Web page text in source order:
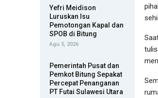
Yefri Meidison
Luruskan Isu
Pemotongan Kapal dan
SPOB di Bitung
Agu 5, 2026
Pemerintah Pusat dan
Pemkot Bitung Sepakat
Percepat Penanganan
PT Futai Sulawesi Utara